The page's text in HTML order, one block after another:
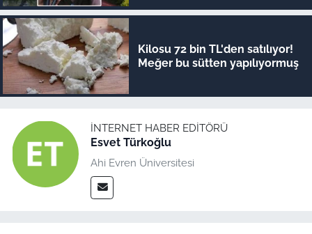
Kilosu 72 bin TL'den satılıyor!
Meğer bu sütten yapılıyormuş
İNTERNET HABER EDITÖRÜ
Esvet Türkoğlu
Ahi Evren Üniversitesi